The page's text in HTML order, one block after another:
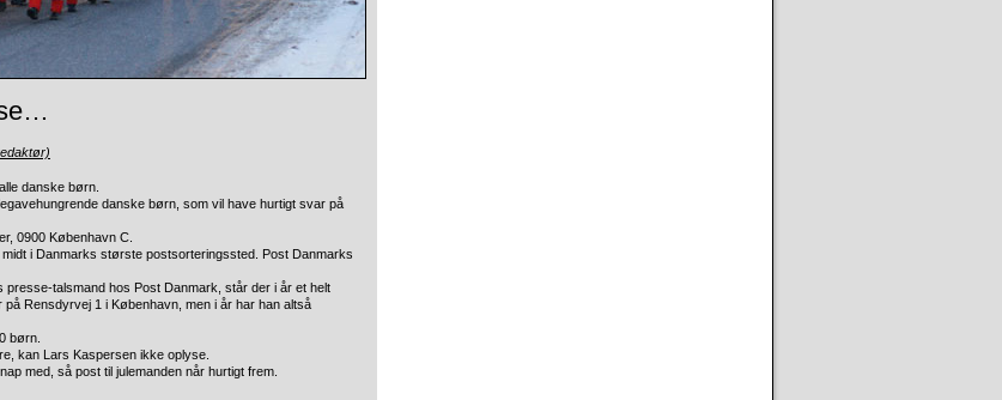
danske børn.
danske børn, som vil have hurtigt svar på
0900 København C.
i Danmarks største postsorteringssted. Post Danmarks
talsmand hos Post Danmark, står der i år et helt
Rensdyrvej 1 i København, men i år har han altså
børn.
kan Lars Kaspersen ikke oplyse.
med, så post til julemanden når hurtigt frem.